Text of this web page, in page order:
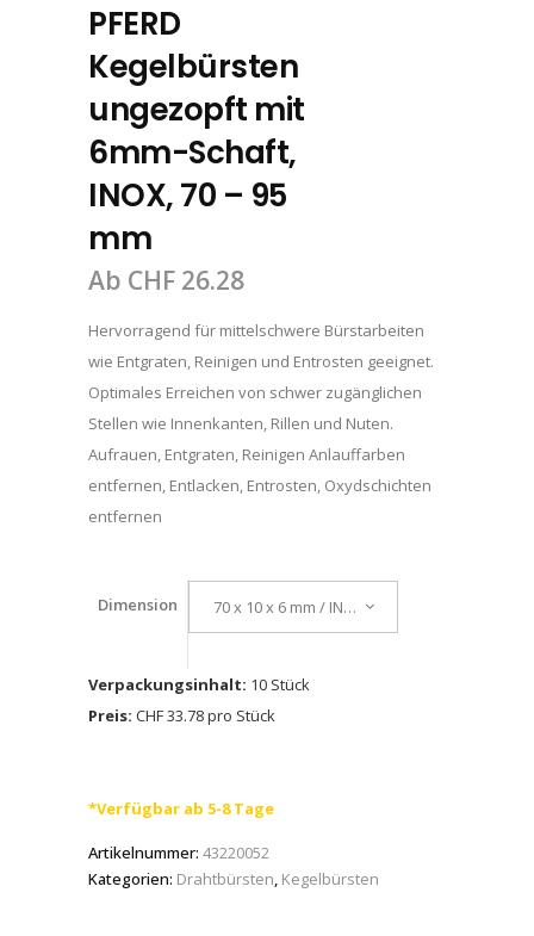
PFERD
Kegelbürsten
ungezopft mit
6mm-Schaft,
INOX, 70 – 95
mm
Ab CHF 26.28
Hervorragend für mittelschwere Bürstarbeiten
wie Entgraten, Reinigen und Entrosten geeignet.
Optimales Erreichen von schwer zugänglichen
Stellen wie Innenkanten, Rillen und Nuten.
Aufrauen, Entgraten, Reinigen Anlauffarben
entfernen, Entlacken, Entrosten, Oxydschichten
entfernen
Dimension 70 x 10 x 6 mm / INOX 0,15
Verpackungsinhalt: 10 Stück
Preis: CHF 33.78 pro Stück
*Verfügbar ab 5-8 Tage
Artikelnummer: 43220052
Kategorien: Drahtbürsten, Kegelbürsten